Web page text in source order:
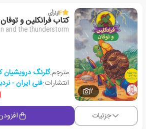
2
4از1رأی
کتاب فرانکلین و توفان
and the thunderstorm
مترجم:گلرنگ درویشیان
انتشارات:فنی ایران -
جزئیات